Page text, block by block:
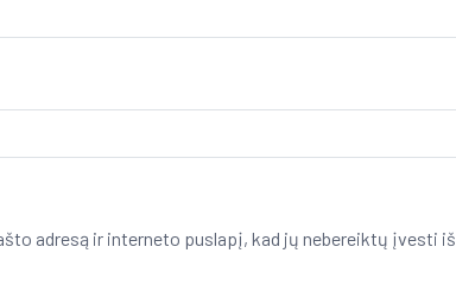
adresą ir interneto puslapį, kad jų nebereiktų įvesti iš